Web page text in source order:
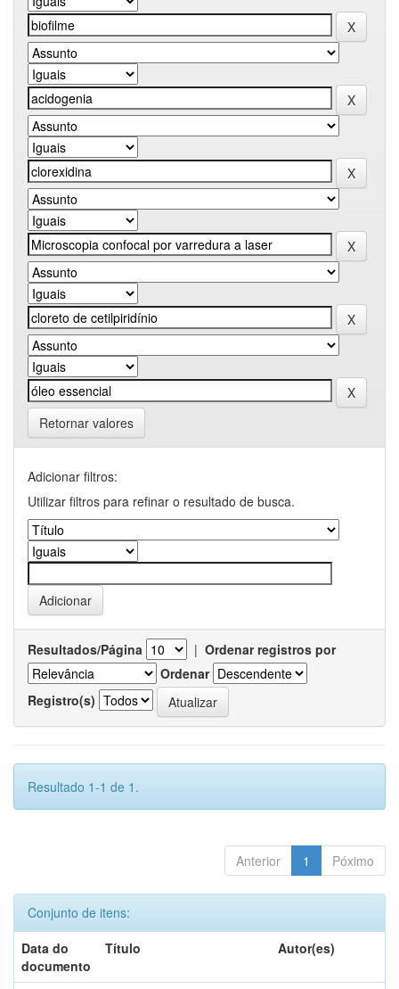
Retornar valores
Adicionar filtros:
Utilizar filtros para refinar o resultado de busca.
Resultados/Página | Ordenar registros por
Ordenar
Registro(s)
Resultado 1-1 de 1.
Anterior 1 Póximo
Conjunto de itens:
Data do
documento
Título Autor(es)